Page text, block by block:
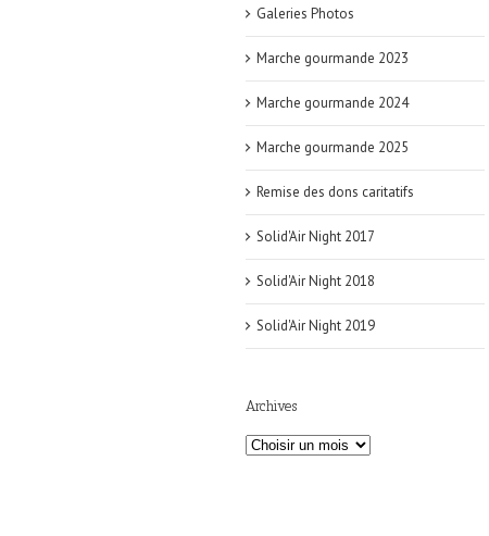
Galeries Photos
Marche gourmande 2023
Marche gourmande 2024
Marche gourmande 2025
Remise des dons caritatifs
Solid'Air Night 2017
Solid'Air Night 2018
Solid'Air Night 2019
Archives